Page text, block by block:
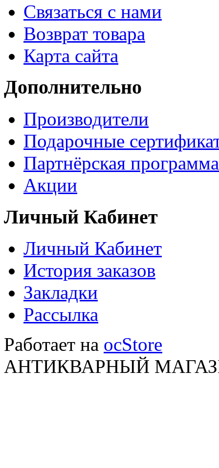
Связаться с нами
Возврат товара
Карта сайта
Дополнительно
Производители
Подарочные
Партнёрская программа
Акции
Личный Кабинет
Личный Кабинет
История заказов
Закладки
Рассылка
Работает на ocStore
АНТИКВАРНЫЙ